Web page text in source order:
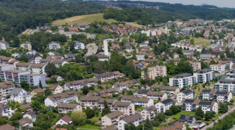
«Transports 45»:
aperçu des projets
Fin janvier 2026, Albert Rösti a communiqué les
paramètres clés du développement des
infrastructures de transport («Transports ‘45») et
présenté la liste des projets prévus tant pour la route
que pour le rail. Voici un aperçu.